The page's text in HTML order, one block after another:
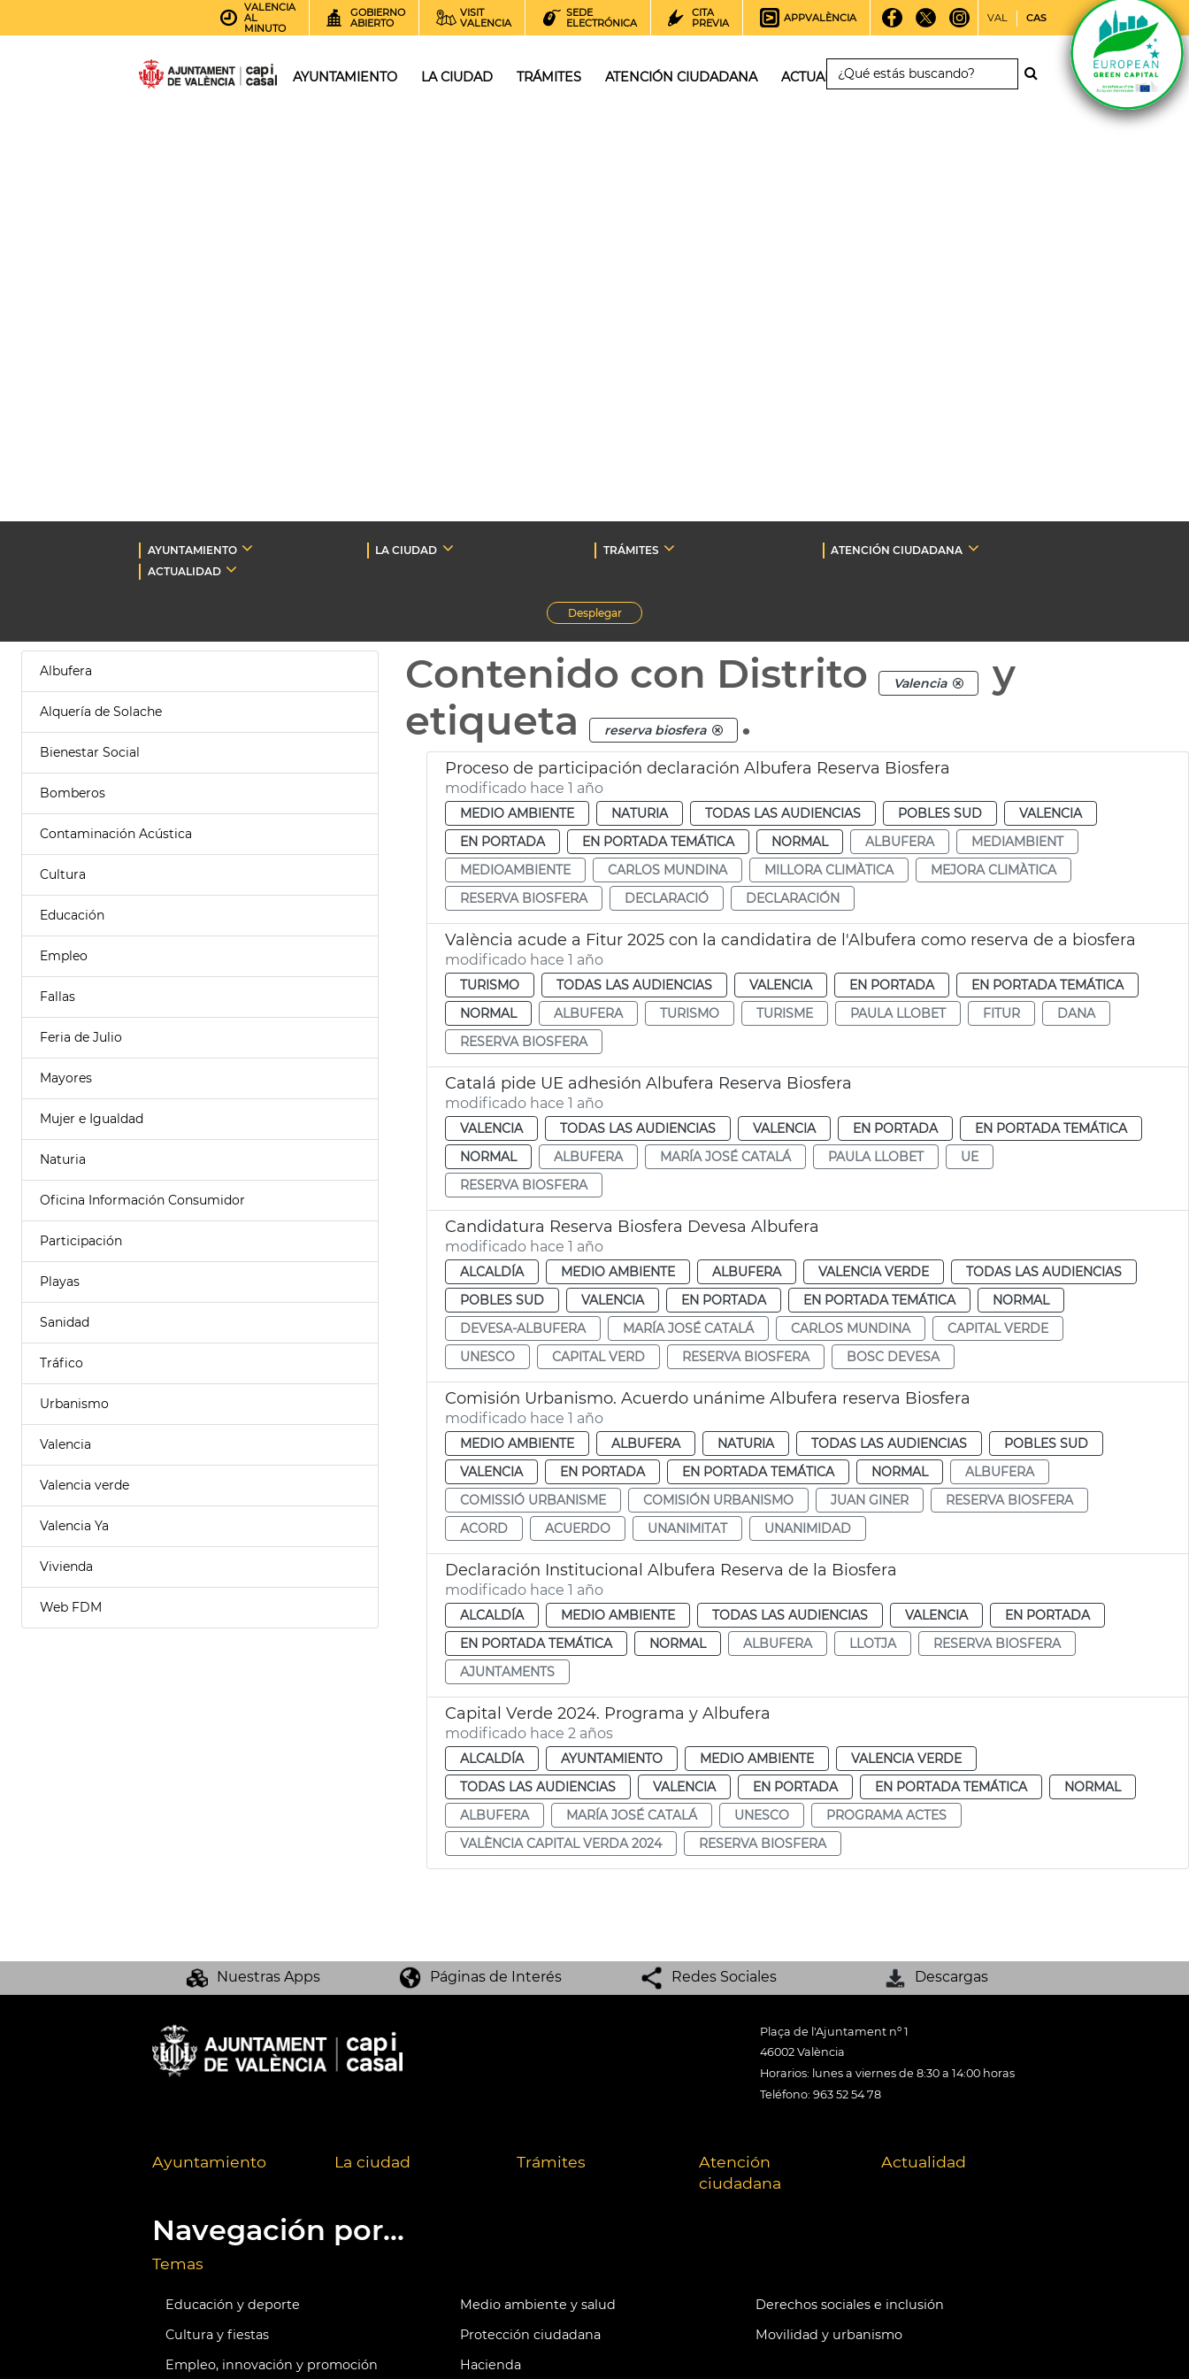
VALENCIA
AL
MINUTO
GOBIERNO
ABIERTO
VISIT
VALENCIA
SEDE
ELECTRÓNICA
CITA
PREVIA
APPVALÈNCIA VAL CAS
AYUNTAMIENTO LA CIUDAD TRÁMITES ATENCIÓN CIUDADANA ACTUALIDAD
AYUNTAMIENTO LA CIUDAD TRÁMITES
ATENCIÓN CIUDADANA
ACTUALIDAD
Desplegar
Albufera
Alquería de Solache
Bienestar Social
Bomberos
Contaminación Acústica
Cultura
Educación
Empleo
Fallas
Feria de Julio
Mayores
Mujer e Igualdad
Naturia
Oficina Información Consumidor
Participación
Playas
Sanidad
Tráfico
Urbanismo
Valencia
Valencia verde
Valencia Ya
Vivienda
Web FDM
Contenido con Distrito Valencia
y
etiqueta
reserva biosfera .
Proceso de participación declaración Albufera Reserva Biosfera
modificado hace 1 año
MEDIO AMBIENTE NATURIA TODAS LAS AUDIENCIAS POBLES SUD
VALENCIA
EN PORTADA
EN PORTADA TEMÁTICA NORMAL ALBUFERA
MEDIAMBIENT
MEDIOAMBIENTE
CARLOS MUNDINA MILLORA CLIMÀTICA
MEJORA CLIMÀTICA
RESERVA BIOSFERA
DECLARACIÓ DECLARACIÓN
València acude a Fitur 2025 con la candidatira de l'Albufera como reserva de a biosfera
modificado hace 1 año
TURISMO TODAS LAS AUDIENCIAS VALENCIA EN PORTADA
EN PORTADA TEMÁTICA
NORMAL
ALBUFERA TURISMO TURISME PAULA LLOBET FITUR
DANA
RESERVA BIOSFERA
Catalá pide UE adhesión Albufera Reserva Biosfera
modificado hace 1 año
VALENCIA TODAS LAS AUDIENCIAS VALENCIA EN PORTADA
EN PORTADA TEMÁTICA
NORMAL
ALBUFERA MARÍA JOSÉ CATALÁ PAULA LLOBET
UE
RESERVA BIOSFERA
Candidatura Reserva Biosfera Devesa Albufera
modificado hace 1 año
ALCALDÍA MEDIO AMBIENTE ALBUFERA VALENCIA VERDE
TODAS LAS AUDIENCIAS
POBLES SUD
VALENCIA EN PORTADA EN PORTADA TEMÁTICA
NORMAL
DEVESA-ALBUFERA
MARÍA JOSÉ CATALÁ CARLOS MUNDINA
CAPITAL VERDE
UNESCO
CAPITAL VERD RESERVA BIOSFERA BOSC DEVESA
Comisión Urbanismo. Acuerdo unánime Albufera reserva Biosfera
modificado hace 1 año
MEDIO AMBIENTE ALBUFERA NATURIA TODAS LAS AUDIENCIAS
POBLES SUD
VALENCIA
EN PORTADA EN PORTADA TEMÁTICA NORMAL
ALBUFERA
COMISSIÓ URBANISME
COMISIÓN URBANISMO JUAN GINER
RESERVA BIOSFERA
ACORD
ACUERDO UNANIMITAT UNANIMIDAD
Declaración Institucional Albufera Reserva de la Biosfera
modificado hace 1 año
ALCALDÍA MEDIO AMBIENTE TODAS LAS AUDIENCIAS VALENCIA
EN PORTADA
EN PORTADA TEMÁTICA
NORMAL ALBUFERA LLOTJA
RESERVA BIOSFERA
AJUNTAMENTS
Capital Verde 2024. Programa y Albufera
modificado hace 2 años
ALCALDÍA AYUNTAMIENTO MEDIO AMBIENTE
VALENCIA VERDE
TODAS LAS AUDIENCIAS
VALENCIA EN PORTADA EN PORTADA TEMÁTICA
NORMAL
ALBUFERA
MARÍA JOSÉ CATALÁ UNESCO
PROGRAMA ACTES
VALÈNCIA CAPITAL VERDA 2024
RESERVA BIOSFERA
Nuestras Apps Páginas de Interés Redes Sociales Descargas
Plaça de l'Ajuntament nº 1
46002 València
Horarios: lunes a viernes de 8:30 a 14:00 horas
Teléfono: 963 52 54 78
Ayuntamiento La ciudad Trámites
Atención
ciudadana
Actualidad
Navegación por...
Temas
Educación y deporte Medio ambiente y salud
Derechos sociales e inclusión
Cultura y fiestas
Protección ciudadana
Movilidad y urbanismo
Empleo, innovación y promoción
Hacienda